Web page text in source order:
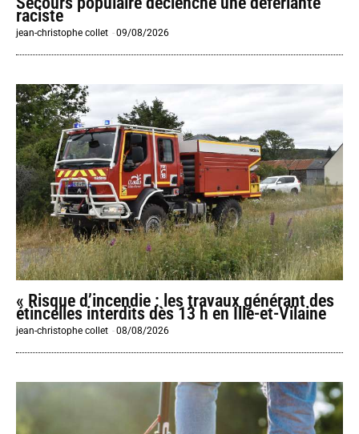
raciste
jean-christophe collet -09/08/2026
« Risque d’incendie : les travaux générant des
étincelles interdits dès 13 h en Ille-et-Vilaine
jean-christophe collet -08/08/2026